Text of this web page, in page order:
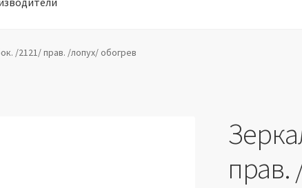
обработки персональных данных
/2121/ прав. /лопух/ обогрев
прав.